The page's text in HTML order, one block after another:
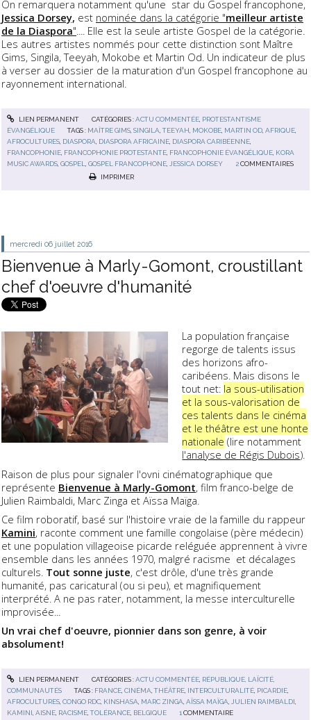
On remarquera notamment qu'une star du Gospel francophone,
Jessica Dorsey, est nominée dans la catégorie "meilleur artiste
de la Diaspora"
Elle est la seule artiste Gospel de la catégorie.
Les autres artistes nommés pour cette distinction sont Maître
Gims, Singila, Teeyah, Mokobe et Martin Od. Un indicateur de plus
à verser au dossier de la maturation d'un Gospel francophone au
rayonnement international.
LIEN PERMANENT CATÉGORIES :ACTU COMMENTÉE, PROTESTANTISME
ÉVANGÉLIQUE
TAGS : MAÎTRE GIMS,SINGILA,TEEYAH, MOKOBE, MARTIN OD,AFRIQUE,
AFROCULTURES, DIASPORA, DIASPORA AFRICAINE, DIASPORA CARIBÉENNE,
FRANCOPHONIE, FRANCOPHONIE PROTESTANTE, FRANCOPHONIE ÉVANGÉLIQUE, KORA
MUSIC AWARDS,GOSPEL,GOSPEL FRANCOPHONE,JESSICA DORSEY 2 COMMENTAIRES
IMPRIMER
mercredi 06 juillet 2016
Bienvenue à Marly-Gomont, croustillant
chef d'oeuvre d'humanité
La population française
regorge de talents issus
des horizons afro-
caribéens. Mais disons le
tout net: la sous-utilisation
et la sous-valorisation de
ces talents dans le cinéma
et le théâtre est une honte
nationale (lire notamment
l'analyse de Régis Dubois).
Raison de plus pour signaler l'ovni cinématographique que
représente Bienvenue à Marly-Gomont, film franco-belge de
Julien Raimbaldi, Marc Zinga et Aïssa Maïga.
Ce film roboratif, basé sur l'histoire vraie de la famille du rappeur
Kamini, raconte comment une famille congolaise (père médecin)
et une population villageoise picarde reléguée apprennent à vivre
ensemble dans les années 1970, malgré racisme et décalages
culturels. Tout sonne juste, c'est drôle, d'une très grande
humanité, pas caricatural (ou si peu), et magnifiquement
interprété. A ne pas rater, notamment, la messe interculturelle
improvisée...
Un vrai chef d'oeuvre, pionnier dans son genre, à voir
absolument!
LIEN PERMANENT CATÉGORIES :ACTU COMMENTÉE, RÉPUBLIQUE, LAÏCITÉ,
COMMUNAUTÉS
TAGS : FRANCE,CINÉMA,THÉÂTRE, INTERCULTURALITÉ, PICARDIE,
AFROCULTURES,CONGO RDC, KINSHASA, MARC ZINGA,AÏSSA MAÏGA,JULIEN RAIMBALDI,
KAMINI,AISNE, RACISME,TOLÉRANCE, BELGIQUE 1 COMMENTAIRE